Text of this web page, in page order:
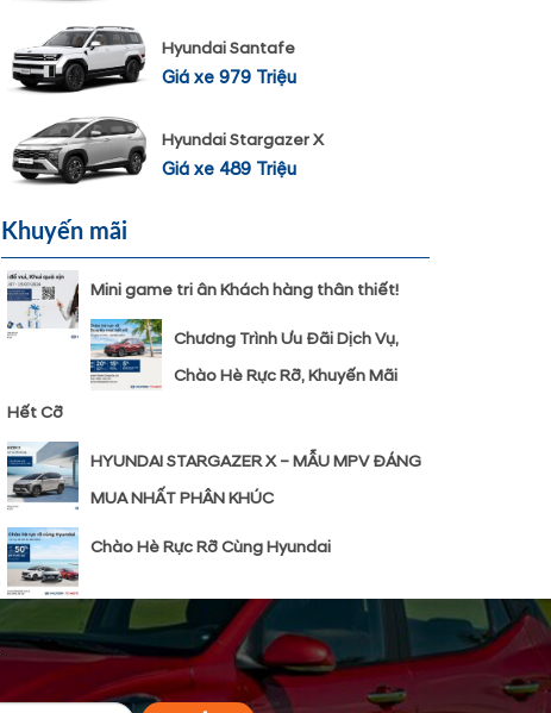
Hyundai Santafe
Giá xe 979 Triệu
Hyundai Stargazer X
Giá xe 489 Triệu
Khuyến mãi
Mini game tri ân Khách hàng thân thiết!
Chương Trình Ưu Đãi Dịch Vụ,
Chào Hè Rực Rỡ, Khuyến Mãi
Hết Cỡ
HYUNDAI STARGAZER X – MẪU MPV ĐÁNG
MUA NHẤT PHÂN KHÚC
Chào Hè Rực Rỡ Cùng Hyundai